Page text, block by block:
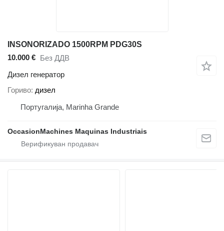
INSONORIZADO 1500RPM PDG30S
10.000 € Без ДДВ
Дизел генератор
Гориво дизел
Португалија, Marinha Grande
OccasionMachines Maquinas Industriais